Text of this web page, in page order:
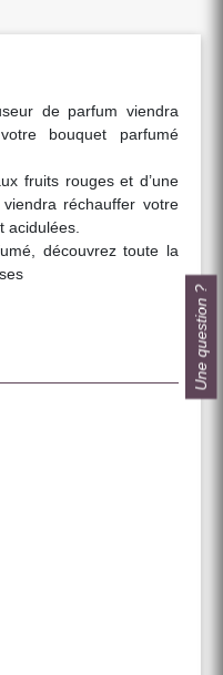
de parfum viendra
bouquet parfumé
fruits rouges et d’une
réchauffer votre
acidulées.
découvrez toute la
Une question ?